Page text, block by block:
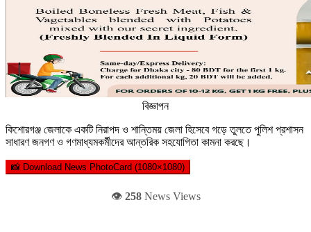
বিজ্ঞাপন
কিশোরগঞ্জ জেলাকে একটি নিরাপদ ও শান্তিময় জেলা হিসেবে গড়ে তুলতে পুলিশ প্রশাসন
সাধারণ জনগণ ও গণমাধ্যমকর্মীদের আন্তরিক সহযোগিতা কামনা করছে।
📸 Download News PhotoCard (1080×1080)
👁️ 258News Views